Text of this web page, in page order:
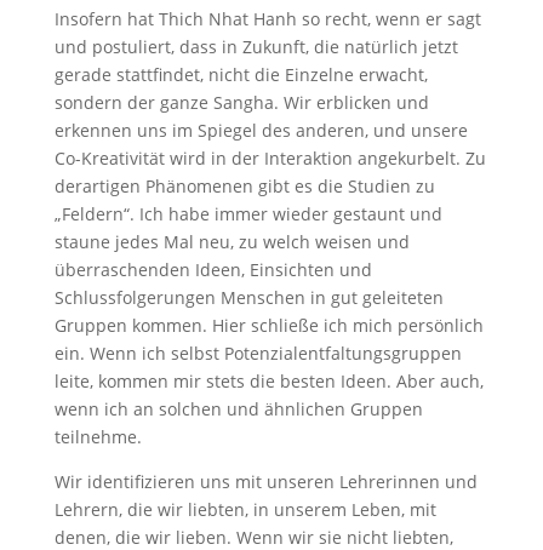
Insofern hat Thich Nhat Hanh so recht, wenn er sagt
und postuliert, dass in Zukunft, die natürlich jetzt
gerade stattfindet, nicht die Einzelne erwacht,
sondern der ganze Sangha. Wir erblicken und
erkennen uns im Spiegel des anderen, und unsere
Co-Kreativität wird in der Interaktion angekurbelt. Zu
derartigen Phänomenen gibt es die Studien zu
„Feldern“. Ich habe immer wieder gestaunt und
staune jedes Mal neu, zu welch weisen und
überraschenden Ideen, Einsichten und
Schlussfolgerungen Menschen in gut geleiteten
Gruppen kommen. Hier schließe ich mich persönlich
ein. Wenn ich selbst Potenzialentfaltungsgruppen
leite, kommen mir stets die besten Ideen. Aber auch,
wenn ich an solchen und ähnlichen Gruppen
teilnehme.
Wir identifizieren uns mit unseren Lehrerinnen und
Lehrern, die wir liebten, in unserem Leben, mit
denen, die wir lieben. Wenn wir sie nicht liebten,